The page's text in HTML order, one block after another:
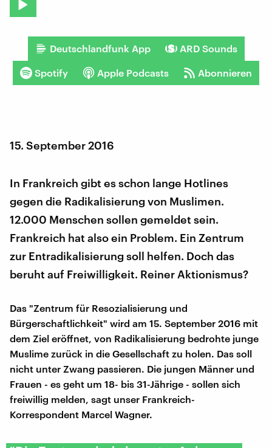
Deutschlandfunk App ARD Sounds
Spotify Apple Podcasts Abonnieren
15. September 2016
In Frankreich gibt es schon lange Hotlines
gegen die Radikalisierung von Muslimen.
12.000 Menschen sollen gemeldet sein.
Frankreich hat also ein Problem. Ein Zentrum
zur Entradikalisierung soll helfen. Doch das
beruht auf Freiwilligkeit. Reiner Aktionismus?
Das "Zentrum für Resozialisierung und
Bürgerschaftlichkeit" wird am 15. September 2016 mit
dem Ziel eröffnet, von Radikalisierung bedrohte junge
Muslime zurück in die Gesellschaft zu holen. Das soll
nicht unter Zwang passieren. Die jungen Männer und
Frauen - es geht um 18- bis 31-Jährige - sollen sich
freiwillig melden, sagt unser Frankreich-
Korrespondent Marcel Wagner.